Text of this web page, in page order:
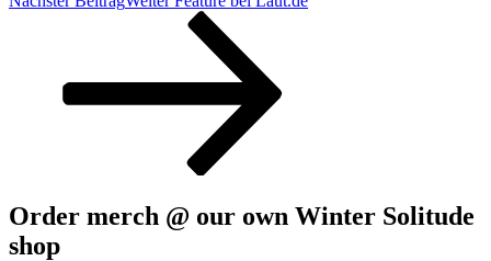
Order merch @ our own Winter Solitude
shop